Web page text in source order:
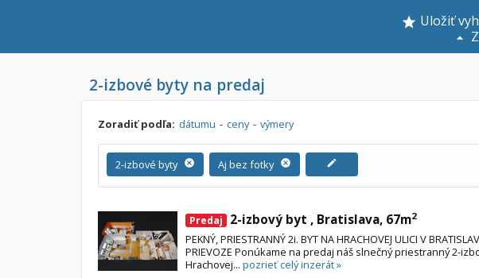
Uložiť
2-izbové byty na predaj
Zoradiť podľa: dátumu - ceny - výmery
2-izbové byty cancel Aj bez fotky cancel edit
Predaj 2-izbový byt , Bratislava, 67m2
PEKNÝ, PRIESTRANNÝ 2i. BYT NA HRACHOVEJ ULICI V
PRIEVOZE Ponúkame na predaj náš slnečný priestranný 2-
Hrachovej... pozrieť celý inzerát »